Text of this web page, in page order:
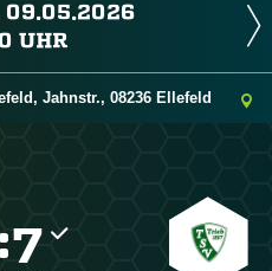

Jahnstr., 08236 Ellefeld
: